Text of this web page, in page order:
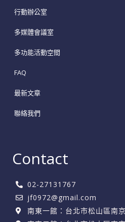
行動辦公室
多媒體會議室
多功能活動空間
FAQ
最新文章
聯絡我們
Contact
02-27131767
jf0972@gmail.com
南東一館：台北市松山區南